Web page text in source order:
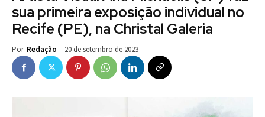
sua primeira exposição individual no
Recife (PE), na Christal Galeria
Por Redação 20 de setembro de 2023